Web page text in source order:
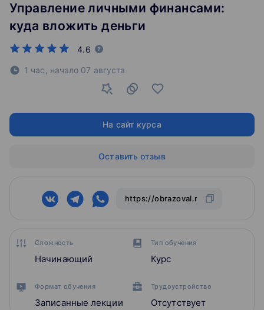
Сложность
Начинающий
Тип обучения
Курс
Формат обучения
Записанные лекции
Трудоустройство
Отсутствует
Управление личными финансами:
куда вложить деньги
4.6
1 час, начало 07 августа
На сайт курса
Оставить отзыв